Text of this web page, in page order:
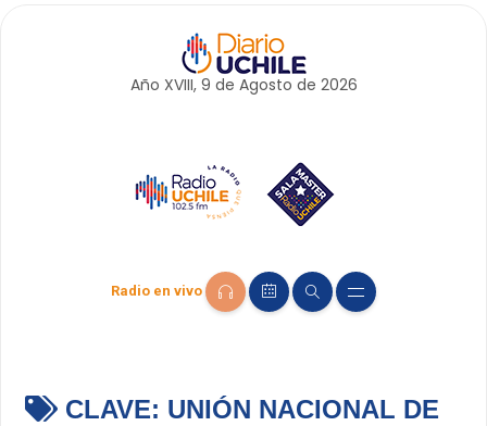
Año XVIII, 9 de Agosto de 2026
Radio en vivo
CLAVE: UNIÓN NACIONAL DE